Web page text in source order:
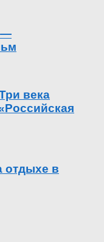
—
века
отдыхе в